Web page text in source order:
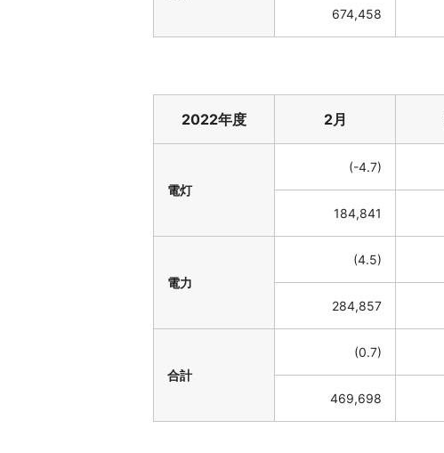
674,458
2022年度 2月
電灯
(-4.7)
184,841
電力
(4.5)
284,857
合計
(0.7)
469,698